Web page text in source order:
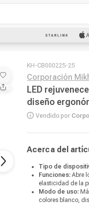
KH-CB000225-25
Corporación
LED
diseño
Vendido por
Acerca del
Tipo de
Funciones:Abre
elasticidad de la
Modo de uso:
colores blanco,